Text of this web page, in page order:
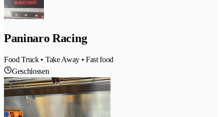
Paninaro Racing
Food Truck • Take Away • Fast food
Geschlossen